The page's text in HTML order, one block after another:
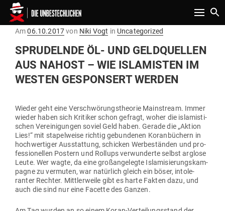
Toggle
AmGepostet
06.10.2017von Niki Vogt in Uncategorized
SPRU­DELNDE ÖL- UND GELD­QUELLEN
AUS NAHOST – WIE ISLA­MISTEN IM
WESTEN GESPONSERT WERDEN
Wieder geht eine Ver­schwö­rungs­theorie Main­stream. Immer
wieder haben sich Kri­tiker schon gefragt, woher die isla­mis­ti­
schen Ver­ei­ni­gungen soviel Geld haben. Gerade die „Aktion
Lies!“ mit sta­pel­weise richtig gebun­denen Koran­bü­chern in
hoch­wer­tiger Aus­stattung, schicken Wer­be­ständen und pro­
fes­sio­nellen Postern und Rollups ver­wun­derte selbst arglose
Leute. Wer wagte, da eine groß­an­ge­legte Isla­mi­sie­rungs­kam­
pagne zu ver­muten, war natürlich gleich ein böser, into­le­
ranter Rechter. Mitt­ler­weile gibt es harte Fakten dazu, und
auch die sind nur eine Facette des Ganzen.